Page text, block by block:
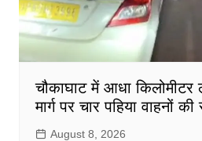
चौकाघाट में आधा किलोमीटर
मार्ग पर चार पहिया वाहनों
August 8, 2026